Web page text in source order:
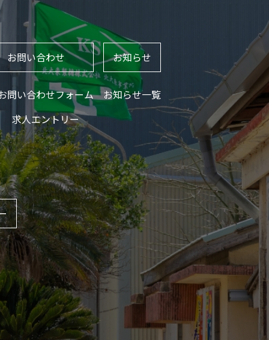
お問い合わせ
問い合わせフォーム
求人エントリー
お知らせ
お知らせ一覧